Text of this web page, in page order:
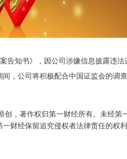
告知书》，因公司涉嫌信息披露违
，公司将积极配合中国证监会的调
，著作权归第一财经所有。未经第
财经保留追究侵权者法律责任的权